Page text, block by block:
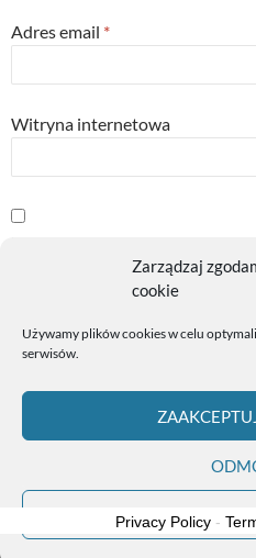
Adres email *
Witryna internetowa
Zarządzaj
cookie
Używamy plików cookies w celu
serwisów.
ZOBACZ
Exit
Privacy Policy -